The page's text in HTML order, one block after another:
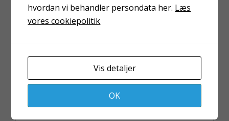
SLYNGRENSNING
behandling. →
SIKKERHEDSUDSTYR
hvordan vi behandler persondata her. Læs
vores cookiepolitik
Vis detaljer
OK